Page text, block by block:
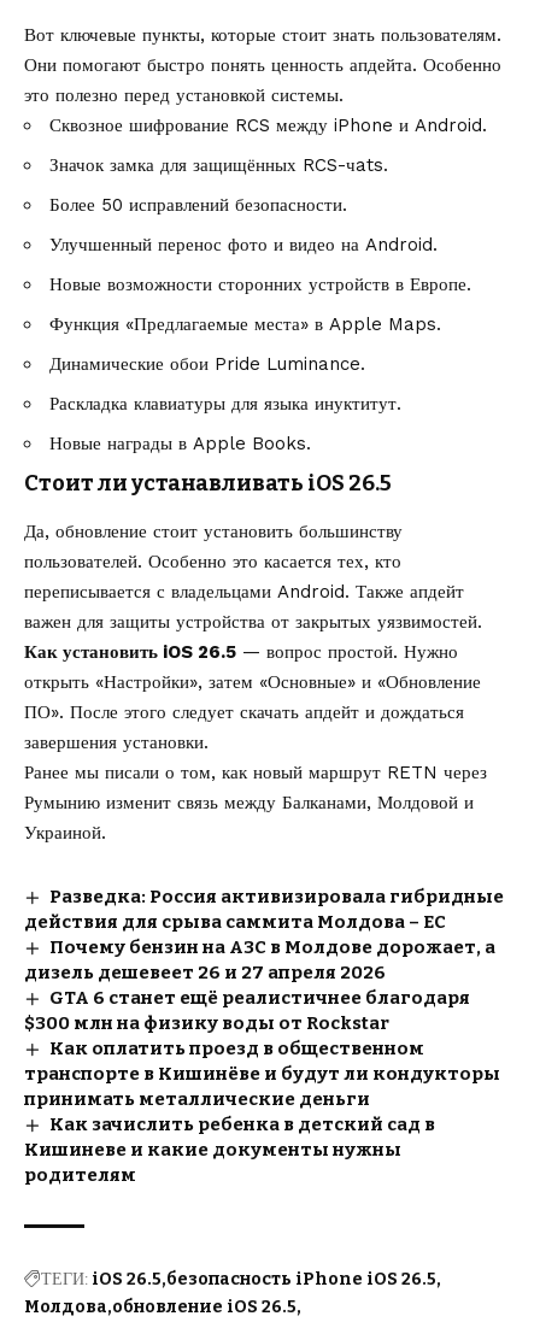
Вот ключевые пункты, которые стоит знать пользователям.
Они помогают быстро понять ценность апдейта. Особенно
это полезно перед установкой системы.
Сквозное шифрование RCS между iPhone и Android.
Значок замка для защищённых RCS-чats.
Более 50 исправлений безопасности.
Улучшенный перенос фото и видео на Android.
Новые возможности сторонних устройств в Европе.
Функция «Предлагаемые места» в Apple Maps.
Динамические обои Pride Luminance.
Раскладка клавиатуры для языка инуктитут.
Новые награды в Apple Books.
Стоит ли устанавливать iOS 26.5
Да, обновление стоит установить большинству
пользователей. Особенно это касается тех, кто
переписывается с владельцами Android. Также апдейт
важен для защиты устройства от закрытых уязвимостей.
Как установить iOS 26.5 — вопрос простой. Нужно
открыть «Настройки», затем «Основные» и «Обновление
ПО». После этого следует скачать апдейт и дождаться
завершения установки.
Ранее мы писали о том, как новый маршрут RETN через
Румынию изменит связь между Балканами, Молдовой и
Украиной.
Разведка: Россия активизировала гибридные
действия для срыва саммита Молдова – ЕС
Почему бензин на АЗС в Молдове дорожает, а
дизель дешевеет 26 и 27 апреля 2026
GTA 6 станет ещё реалистичнее благодаря
$300 млн на физику воды от Rockstar
Как оплатить проезд в общественном
транспорте в Кишинёве и будут ли кондукторы
принимать металлические деньги
Как зачислить ребенка в детский сад в
Кишиневе и какие документы нужны
родителям
ТЕГИ: iOS 26.5 безопасность iPhone iOS 26.5
Молдова обновление iOS 26.5